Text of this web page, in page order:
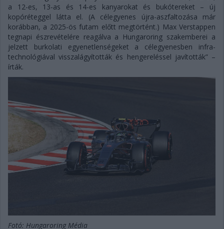
a 12-es, 13-as és 14-es kanyarokat és bukótereket – új
kopóréteggel látta el. (A célegyenes újra-aszfaltozása már
korábban, a 2025-ös futam előtt megtörtént.) Max Verstappen
tegnapi észrevételére reagálva a Hungaroring szakemberei a
jelzett burkolati egyenetlenségeket a célegyenesben infra-
technológiával visszalágyították és hengereléssel javították” –
írták.
Fotó: Hungaroring Média